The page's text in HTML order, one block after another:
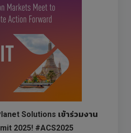
Solutions เข้าร่วมงาน
2025! #ACS2025